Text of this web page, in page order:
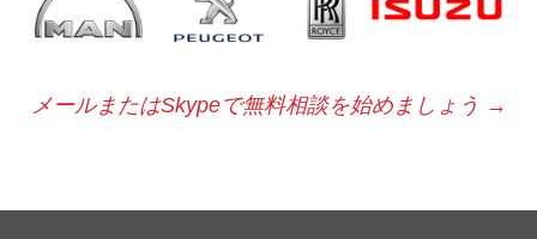
メールまたはSkypeで無料相談を始めましょう →